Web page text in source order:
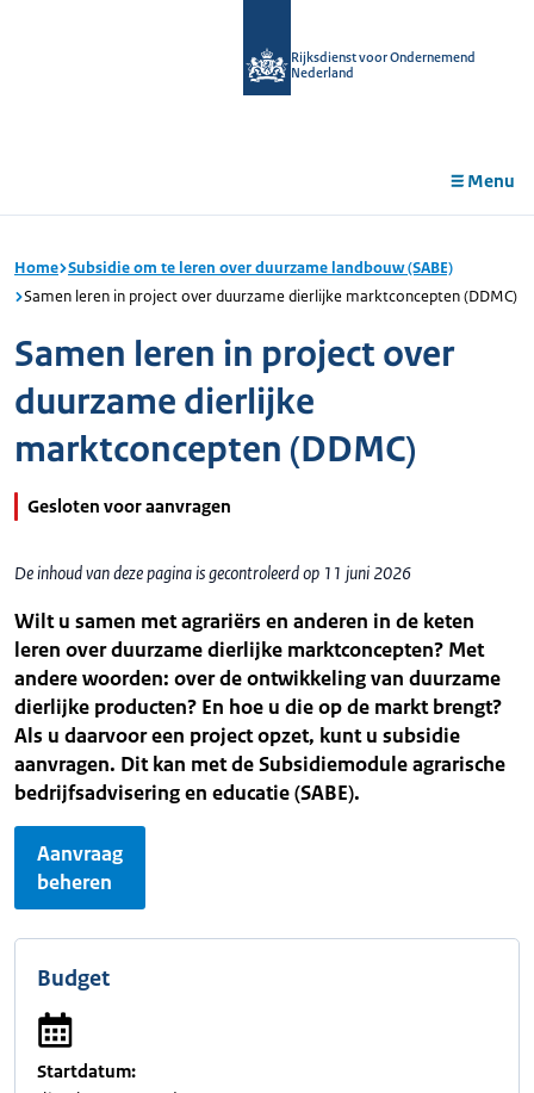
Rijksdienst voor Ondernemend
Nederland
Menu
Home Subsidie om te leren over duurzame landbouw (SABE)
Samen leren in project over duurzame dierlijke marktconcepten (DDMC)
Samen leren in project over
duurzame dierlijke
marktconcepten (DDMC)
Gesloten voor aanvragen
De inhoud van deze pagina is gecontroleerd op 11 juni 2026
Wilt u samen met agrariërs en anderen in de keten
leren over duurzame dierlijke marktconcepten? Met
andere woorden: over de ontwikkeling van duurzame
dierlijke producten? En hoe u die op de markt brengt?
Als u daarvoor een project opzet, kunt u subsidie
aanvragen. Dit kan met de Subsidiemodule agrarische
bedrijfsadvisering en educatie (SABE).
Aanvraag
beheren
Budget
Startdatum: